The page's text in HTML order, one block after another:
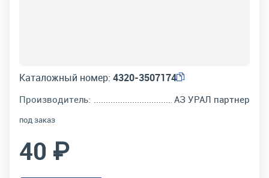
Каталожный номер: 4320-3507174
Производитель: АЗ УРАЛ партнер
под заказ
40 ₽